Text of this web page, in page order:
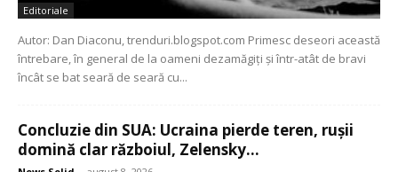
Editoriale
Autor: Dan Diaconu, trenduri.blogspot.com Primesc deseori această
întrebare, în general de la oameni dezamăgiți și într-atât de bravi
încât se bat seară de seară cu...
Concluzie din SUA: Ucraina pierde teren, rușii
domină clar războiul, Zelensky...